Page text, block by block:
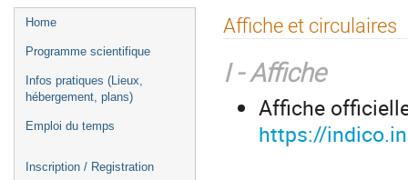
Menu
de
Home
Programme scientifique
Infos pratiques (Lieux,
hébergement, plans)
Emploi du temps
Inscription / Registration
Affiche et circulaires
I - Affiche
Affiche
https://